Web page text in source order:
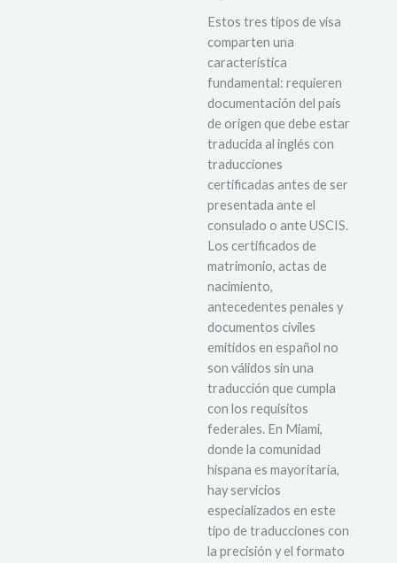
Estos tres tipos de visa
comparten una
característica
fundamental: requieren
documentación del país
de origen que debe estar
traducida al inglés con
traducciones
certificadas antes de ser
presentada ante el
consulado o ante USCIS.
Los certificados de
matrimonio, actas de
nacimiento,
antecedentes penales y
documentos civiles
emitidos en español no
son válidos sin una
traducción que cumpla
con los requisitos
federales. En Miami,
donde la comunidad
hispana es mayoritaria,
hay servicios
especializados en este
tipo de traducciones con
la precisión y el formato